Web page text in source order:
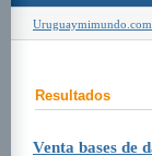
Resultados
Venta bases de